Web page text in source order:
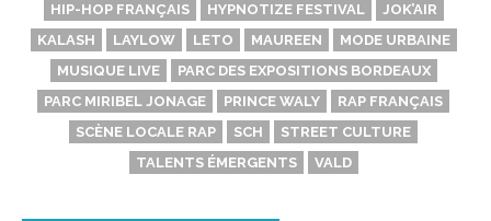
HIP-HOP FRANÇAIS
HYPNOTIZE FESTIVAL
JOK’AIR
KALASH
LAYLOW LETO MAUREEN
MODE URBAINE
MUSIQUE LIVE
PARC DES EXPOSITIONS BORDEAUX
PARC MIRIBEL JONAGE
PRINCE WALY
RAP FRANÇAIS
SCÈNE LOCALE RAP
SCH
STREET CULTURE
TALENTS ÉMERGENTS
VALD